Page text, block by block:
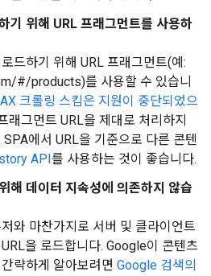
기 위해 URL 프래그먼트를 사용하
드하기 위해 URL 프래그먼트(예:
#/products)를 사용할 수 있습니
크롤링 스킴은 지원이 중단되었으
래그먼트 URL을 제대로 처리하지
에서 URL을 기준으로 다른 콘텐
API를 사용하는 것이 좋습니다.
해 데이터 지속성에 의존하지 않습
와 마찬가지로 서버 및 클라이언트
을 로드합니다. Google이 콘텐츠
략하게 알아보려면 Google 검색의